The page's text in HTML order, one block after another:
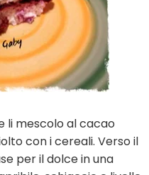
li mescolo al cacao
con i cereali. Verso il
per il dolce in una